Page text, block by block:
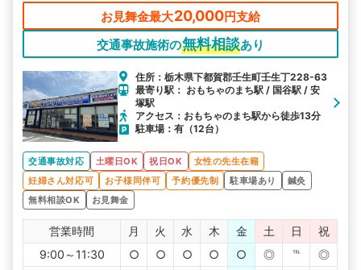
お見舞金最大20,000円支給
交通事故施術の無料相談あり
住所：栃木県下都賀郡壬生町壬生丁228-63
最寄り駅： おもちゃのまち駅 / 国谷駅 / 安
塚駅
アクセス：おもちゃのまち駅から徒歩13分
駐車場：有（12台）
交通事故対応 土曜日OK 祝日OK
女性の先生在籍
妊婦さん対応可
お子様同伴可 予約優先制 駐車場あり
鍼灸
無料相談OK
お見舞金
営業時間 月 火 水 木 金 土 日
祝
9:00～11:30
○ ○ ○ ○ ○ ◎ ℡
◎